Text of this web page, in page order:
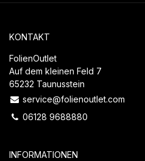
KONTAKT
FolienOutlet
Auf dem kleinen Feld 7
65232 Taunusstein
service@folienoutlet.com
06128 9688880
INFORMATIONEN